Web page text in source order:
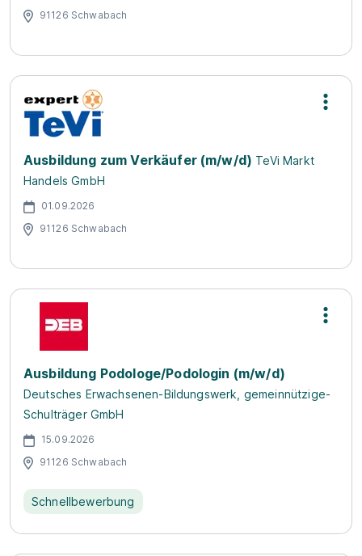
91126 Schwabach
Ausbildung zum Verkäufer (m/w/d) TeVi Markt
Handels GmbH
01.09.2026
91126 Schwabach
Ausbildung Podologe/Podologin (m/w/d)
Deutsches Erwachsenen-Bildungswerk, gemeinnützige-
Schulträger GmbH
15.09.2026
91126 Schwabach
Schnellbewerbung